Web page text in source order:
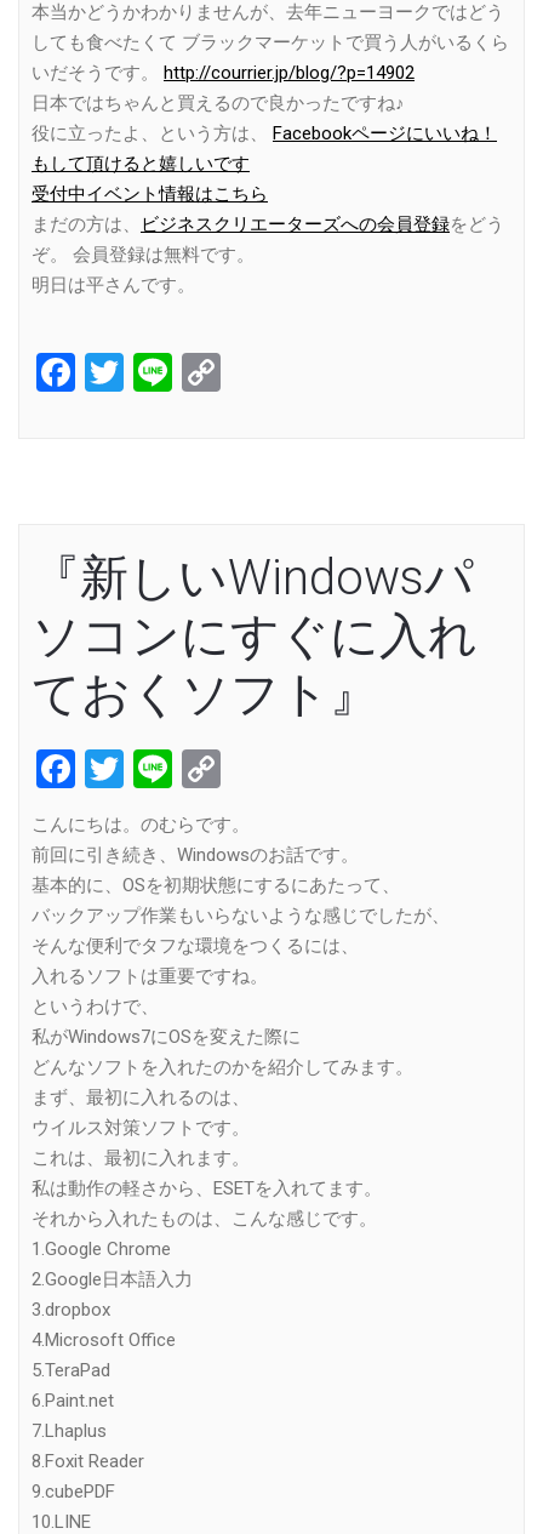
本当かどうかわかりませんが、去年ニューヨークではどう
しても食べたくて ブラックマーケットで買う人がいるくら
いだそうです。
http://courrier.jp/blog/?p=14902
日本ではちゃんと買えるので良かったですね♪
役に立ったよ、という方は、
Facebookページにいいね！
もして頂けると嬉しいです
受付中イベント情報はこちら
まだの方は、
ビジネスクリエーターズへの会員登録をどう
ぞ。 会員登録は無料です。
明日は平さんです。
Facebook
Twitter
Line
『新しいWindowsパ
ソコンにすぐに入れ
ておくソフト』
Facebook
Twitter
Line
Link
こんにちは。のむらです。
前回に引き続き、Windowsのお話です。
基本的に、OSを初期状態にするにあたって、
バックアップ作業もいらないような感じでしたが、
そんな便利でタフな環境をつくるには、
入れるソフトは重要ですね。
というわけで、
私がWindows7にOSを変えた際に
どんなソフトを入れたのかを紹介してみます。
まず、最初に入れるのは、
ウイルス対策ソフトです。
これは、最初に入れます。
私は動作の軽さから、ESETを入れてます。
それから入れたものは、こんな感じです。
1.Google Chrome
2.Google日本語入力
3.dropbox
4.Microsoft Office
5.TeraPad
6.Paint.net
7.Lhaplus
8.Foxit Reader
9.cubePDF
10.LINE